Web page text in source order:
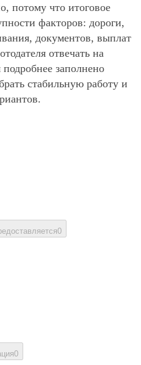
потому что итоговое
факторов: дороги,
документов, выплат
отвечать на
заполнено
стабильную работу и
0
0